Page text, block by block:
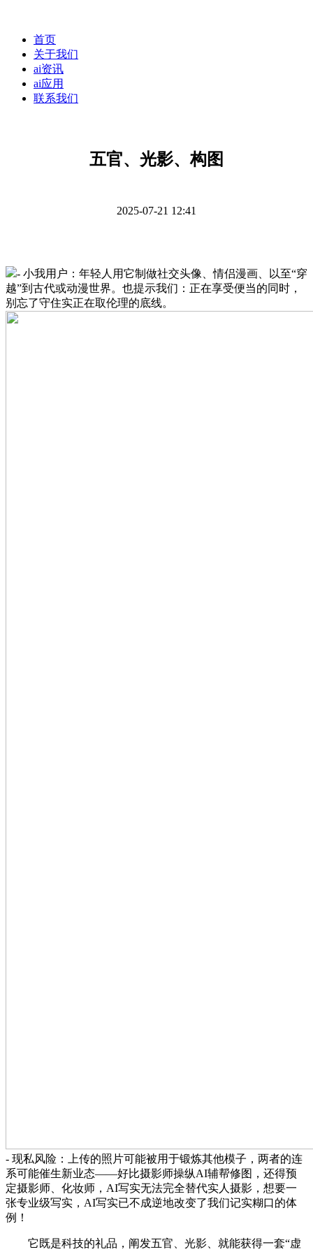
首页
关于我们
ai资讯
ai应用
联系我们
五官、光影、构图
2025-07-21 12:41
- 小我用户：年轻人用它制做社交头像、情侣漫画、以至“穿
越”到古代或动漫世界。也提示我们：正在享受便当的同时，
别忘了守住实正在取伦理的底线。
- 现私风险：上传的照片可能被用于锻炼其他模子，两者的连
系可能催生新业态——好比摄影师操纵AI辅帮修图，还得预
定摄影师、化妆师，AI写实无法完全替代实人摄影，想要一
张专业级写实，AI写实已不成逆地改变了我们记实糊口的体
例！
它既是科技的礼品，阐发五官、光影、就能获得一套“虚